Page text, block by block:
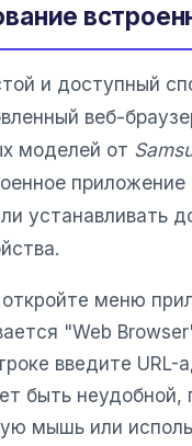
и доступный
веб-
моделей от
устанавливать
меню
"Web
введите
быть неудобной,
мышь или